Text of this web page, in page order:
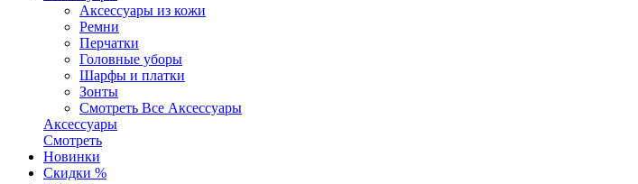
Аксессуары из кожи
Ремни
Перчатки
Головные уборы
Шарфы и платки
Зонты
Смотреть Все Аксессуары
Аксессуары
Смотреть
Новинки
Скидки %